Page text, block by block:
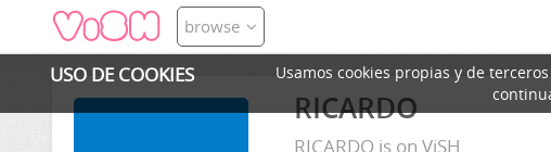
USO DE COOKIES
Usamos cookies propias y de
browse
RICARDO
RICARDO is on ViSH